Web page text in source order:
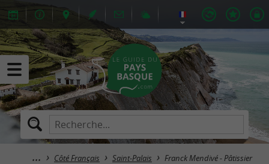
Côté Français Saint-Palais Franck Mendivé - Pâtissier